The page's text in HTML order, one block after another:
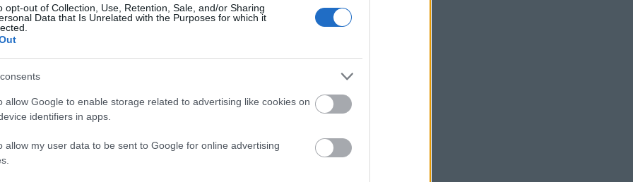
opt-out of Collection, Use, Retention, Sale, and/or Sharing
Data that Is Unrelated with the Purposes for which it
allow Google to enable storage related to advertising like cookies on
identifiers in apps.
allow my user data to be sent to Google for online advertising
fekete komédiára? A "The
Hangover" kb. ugyanilyen
nevetgélni egy kicsit!
tovább »
Why Democracy
Kötelező Olvasmány:
HTML